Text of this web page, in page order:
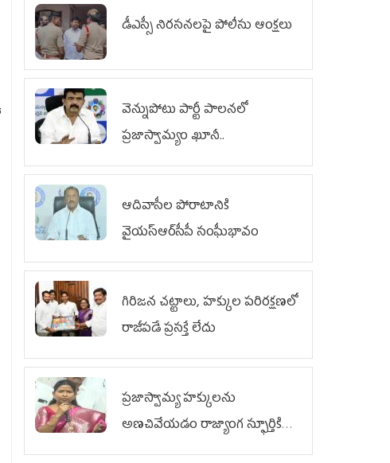
డీఎస్సీ నిరసనలపై పోలీసు ఆంక్షలు
వెన్నుపోటు పార్టీ పాలనలో
ప్రజాస్వామ్యం ఖూనీ..
ఆదివాసీల పోరాటానికి
వైయ‌స్ఆర్‌సీపీ సంఘీభావం
గిరిజన చట్టాలు, హక్కుల పరిరక్షణలో
రాజీపడే ప్రసక్తే లేదు
ప్రజాస్వామ్య హక్కులను
అణచివేయడం రాజ్యాంగ స్ఫూర్తికి
విరుద్ధం